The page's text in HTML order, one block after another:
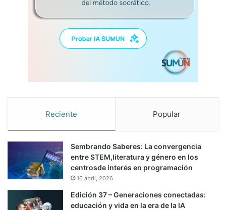
Reciente Popular
Sembrando Saberes: La convergencia
entre STEM,literatura y género en los
centrosde interés en programación
16 abril, 2026
Edición 37 – Generaciones conectadas:
educación y vida en la era de la IA